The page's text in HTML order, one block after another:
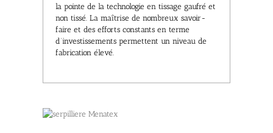
la pointe de la technologie en tissage gaufré et
non tissé. La maîtrise de nombreux savoir-
faire et des efforts constants en terme
d’investissements permettent un niveau de
fabrication élevé.